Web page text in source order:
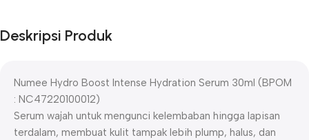
Deskripsi Produk
Numee Hydro Boost Intense Hydration Serum 30ml (BPOM
: NC47220100012)
Serum wajah untuk mengunci kelembaban hingga lapisan
terdalam, membuat kulit tampak lebih plump, halus, dan